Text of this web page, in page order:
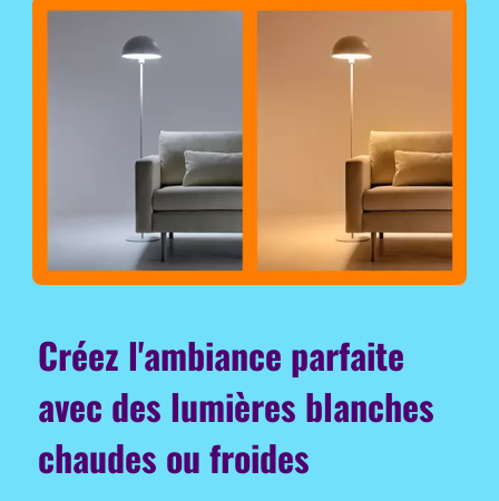
Créez l'ambiance parfaite
avec des lumières blanches
chaudes ou froides